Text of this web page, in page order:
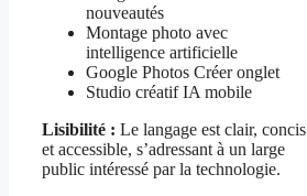
nouveautés
Montage photo avec
intelligence artificielle
Google Photos Créer onglet
Studio créatif IA mobile
Lisibilité : Le langage est clair, concis
et accessible, s’adressant à un large
public intéressé par la technologie.